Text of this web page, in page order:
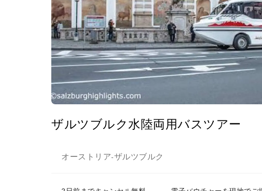
ザルツブルク水陸両用バスツアー
オーストリア-ザルツブルク